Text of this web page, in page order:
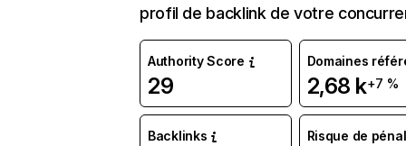
profil de backlink de votre
Authority Score
29
Domaines
2,68 k+7 %
Backlinks
Risque de